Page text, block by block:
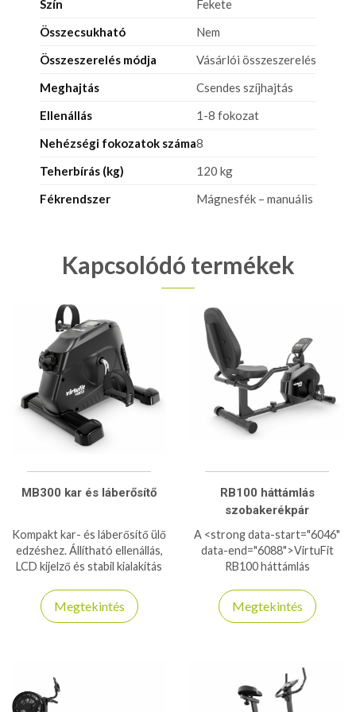
Szín
Fekete
Összecsukható
Nem
Összeszerelés módja
Vásárlói összeszerelés
Meghajtás
Csendes szíjhajtás
Ellenállás
1-8 fokozat
Nehézségi fokozatok száma8
Teherbírás (kg)
120 kg
Fékrendszer
Mágnesfék – manuális
Kapcsolódó termékek
MB300 kar és láberősítő
Kompakt kar- és láberősítő ülő
edzéshez. Állítható ellenállás,
LCD kijelző és stabil kialakítás
vagy rehabilitációhoz.
Megtekintés
RB100 háttámlás
szobakerékpár
A <strong data-start="6046"
data-end="6088">VirtuFit
RB100 háttámlás
tökéletes választás, ha
kényelmes, ízületkímélő és
testtartást biztosít, így
hosszabb edzések is
Megtekintés